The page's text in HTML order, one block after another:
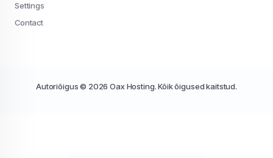
Settings
Contact
Autoriõigus © 2026 Oax Hosting. Kõik õigused kaitstud.